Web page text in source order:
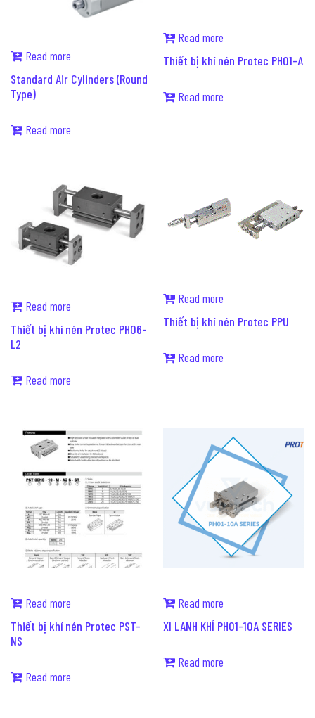
Read more
Standard Air Cylinders (Round
Type)
Read more
Read more
Thiết bị khí nén Protec PH01-A
Read more
Read more
Thiết bị khí nén Protec PH06-
L2
Read more
Read more
Thiết bị khí nén Protec PPU
Read more
Read more
Thiết bị khí nén Protec PST-
NS
Read more
Read more
XI LANH KHÍ PH01-10A SERIES
Read more